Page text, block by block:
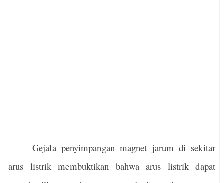
Gejala penyimpangan magnet jarum di sekitar
arus listrik membuktikan bahwa arus listrik dapat